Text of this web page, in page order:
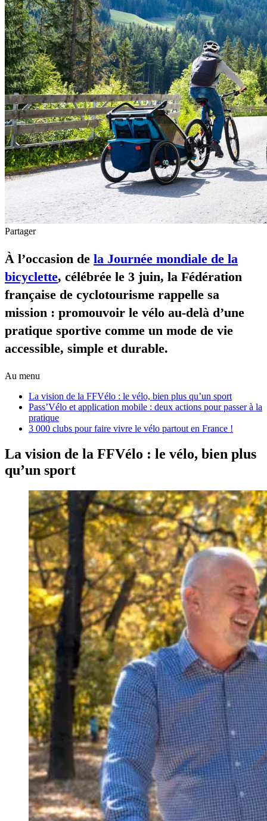
Partager
À l’occasion de la Journée mondiale de la
bicyclette, célébrée le 3 juin, la Fédération
française de cyclotourisme rappelle sa
mission : promouvoir le vélo au-delà d’une
pratique sportive comme un mode de vie
accessible, simple et durable.
Au menu
La vision de la FFVélo : le vélo, bien plus qu’un sport
Pass’Vélo et application mobile : deux actions pour passer à la
pratique
3 000 clubs pour faire vivre le vélo partout en France !
La vision de la FFVélo : le vélo, bien plus
qu’un sport